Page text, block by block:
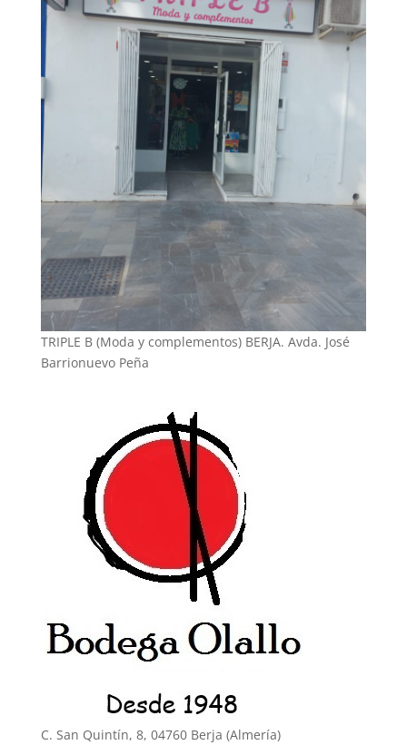
TRIPLE B (Moda y complementos) BERJA. Avda. José
Barrionuevo Peña
C. San Quintín, 8, 04760 Berja (Almería)